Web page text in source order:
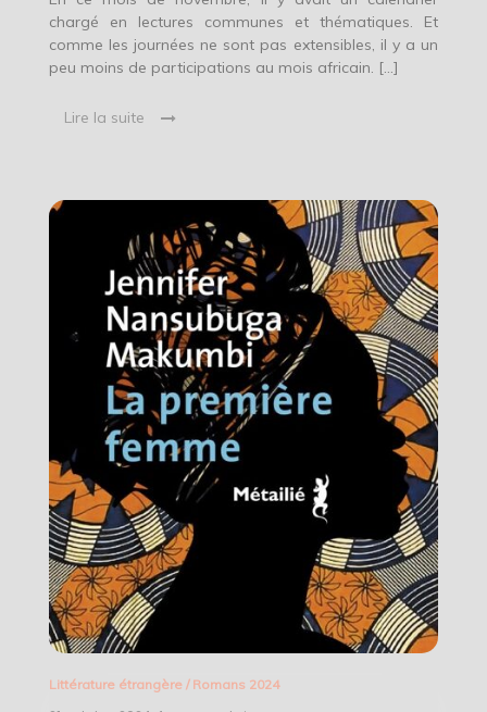
chargé en lectures communes et thématiques. Et
comme les journées ne sont pas extensibles, il y a un
peu moins de participations au mois africain. […]
Lire la suite
Littérature étrangère/ Romans 2024